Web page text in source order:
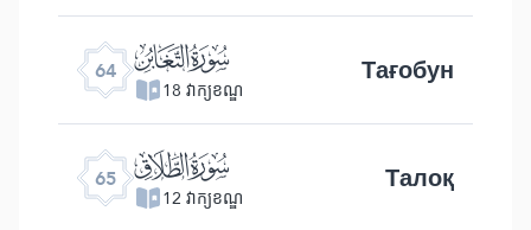
64 ﯭ
18 វាក្យខណ្ឌ Тағобун
65 ﯮ
12 វាក្យខណ្ឌ Талоқ